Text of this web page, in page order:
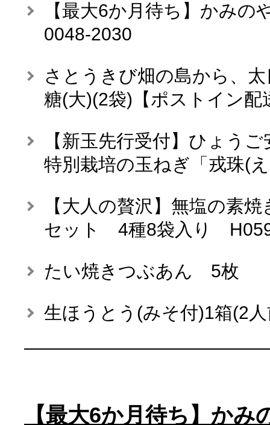
【最大6か月待ち】かみ
0048-2030
さとうきび畑の島から、
糖(大)(2袋)【ポストイン配
【新玉先行受付】ひょう
特別栽培の玉ねぎ「戎珠(
【大人の贅沢】無塩の素
セット 4種8袋入り
たい焼きつぶあん 5枚
生ほうとう(みそ付)1箱(2
【最大6か月待ち】か